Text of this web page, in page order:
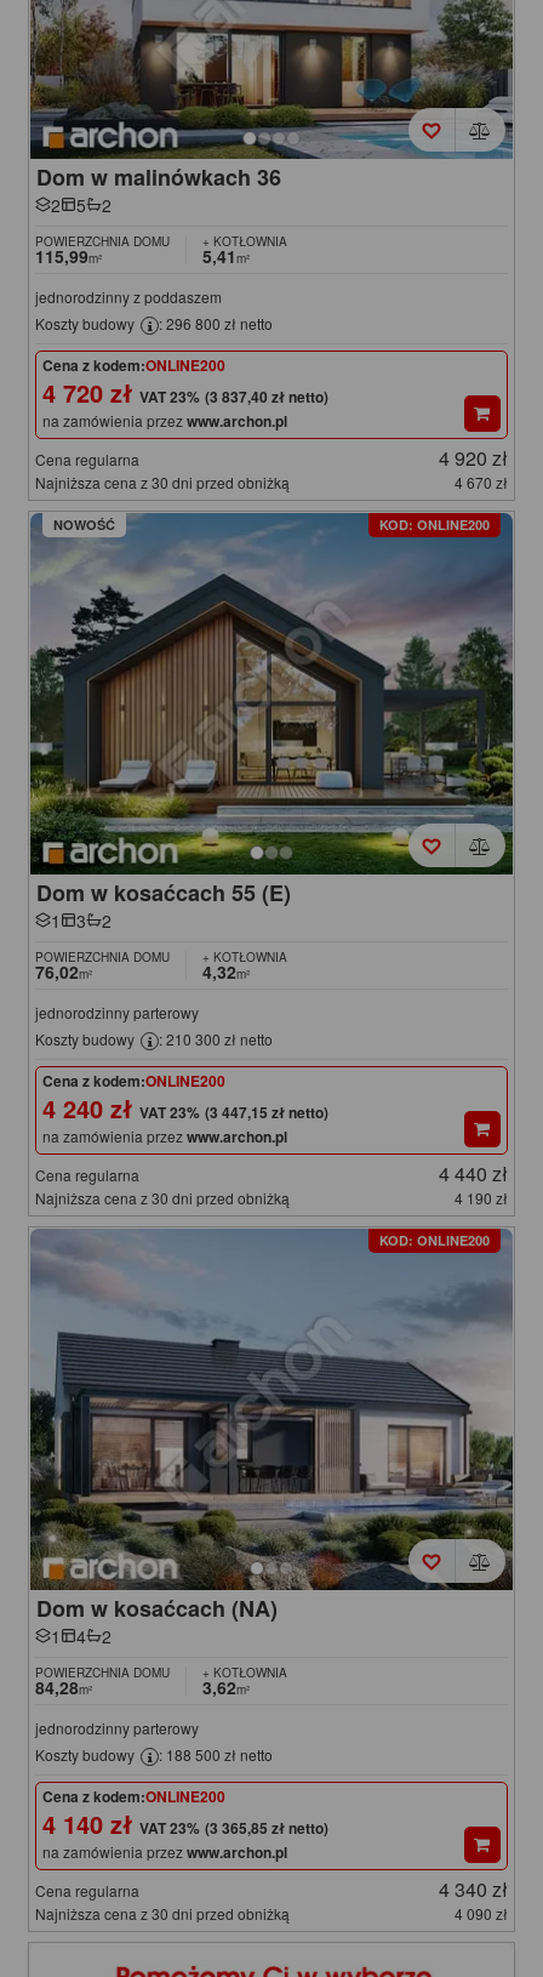
Dom w malinówkach 36
2 5 2
POWIERZCHNIA DOMU
115,99m²
+ KOTŁOWNIA
5,41m²
jednorodzinny z poddaszem
Koszty budowy
: 296 800 zł netto
Cena z kodem:ONLINE200
4 720 zł (3 837,40 zł netto)
na zamówienia przezwww.archon.pl
Cena regularna 4 920 zł
Najniższa cena z 30 dni przed obniżką 4 670 zł
NOWOŚĆ KOD: ONLINE200
Dom w kosaćcach 55 (E)
1 3 2
POWIERZCHNIA DOMU
76,02m²
+ KOTŁOWNIA
4,32m²
jednorodzinny parterowy
Koszty budowy
: 210 300 zł netto
Cena z kodem:ONLINE200
4 240 zł (3 447,15 zł netto)
na zamówienia przezwww.archon.pl
Cena regularna 4 440 zł
Najniższa cena z 30 dni przed obniżką 4 190 zł
KOD: ONLINE200
Dom w kosaćcach (NA)
1 4 2
POWIERZCHNIA DOMU
84,28m²
+ KOTŁOWNIA
3,62m²
jednorodzinny parterowy
Koszty budowy
: 188 500 zł netto
Cena z kodem:ONLINE200
4 140 zł (3 365,85 zł netto)
na zamówienia przezwww.archon.pl
Cena regularna 4 340 zł
Najniższa cena z 30 dni przed obniżką 4 090 zł